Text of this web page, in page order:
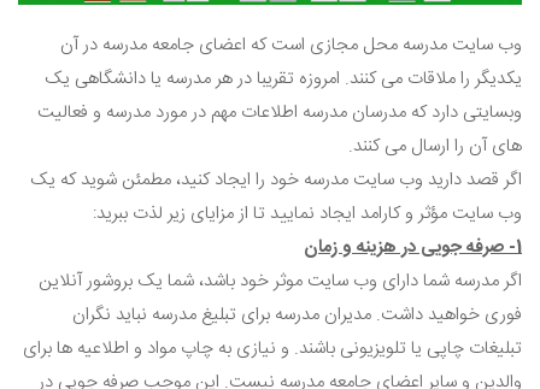
وب سایت مدرسه محل مجازی است که اعضای جامعه مدرسه در آن
یکدیگر را ملاقات می کنند. امروزه تقریبا در هر مدرسه یا دانشگاهی یک
وبسایتی دارد که مدرسان مدرسه اطلاعات مهم در مورد مدرسه و فعالیت
های آن را ارسال می کنند.
اگر قصد دارید وب سایت مدرسه خود را ایجاد کنید، مطمئن شوید که یک
وب سایت مؤثر و کارامد ایجاد نمایید تا از مزایای زیر لذت ببرید:
1- صرفه جویی در هزینه و زمان
اگر مدرسه شما دارای وب سایت موثر خود باشد، شما یک بروشور آنلاین
فوری خواهید داشت. مدیران مدرسه برای تبلیغ مدرسه نباید نگران
تبلیغات چاپی یا تلویزیونی باشند. و نیازی به چاپ مواد و اطلاعیه ها برای
والدین و سایر اعضای جامعه مدرسه نیست. این موجب صرفه جویی در